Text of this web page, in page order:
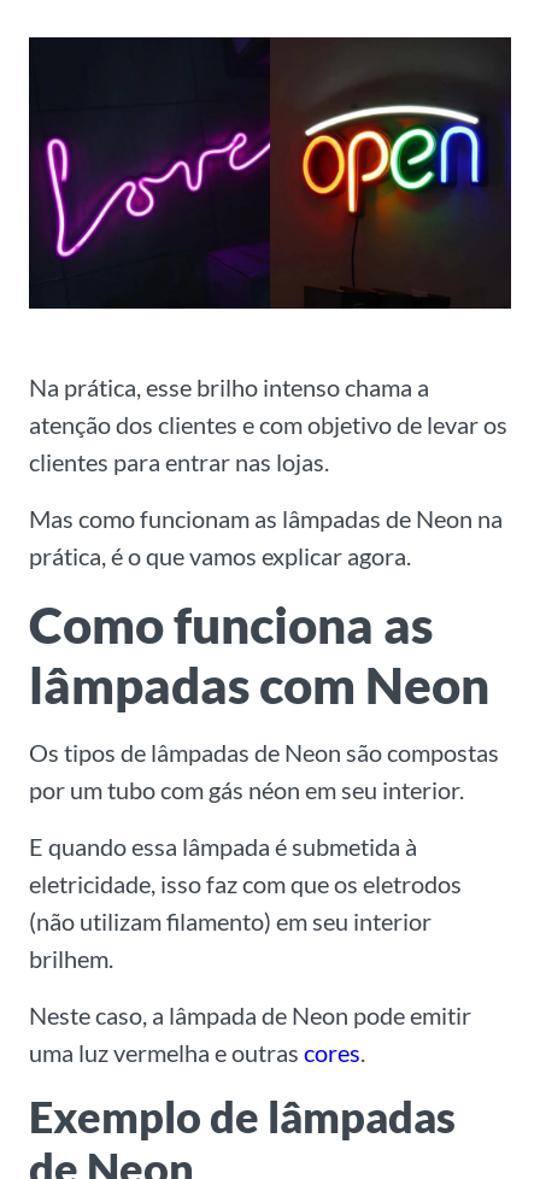
Na prática, esse brilho intenso chama a
atenção dos clientes e com objetivo de levar os
clientes para entrar nas lojas.
Mas como funcionam as lâmpadas de Neon na
prática, é o que vamos explicar agora.
Como funciona as
lâmpadas com Neon
Os tipos de lâmpadas de Neon são compostas
por um tubo com gás néon em seu interior.
E quando essa lâmpada é submetida à
eletricidade, isso faz com que os eletrodos
(não utilizam filamento) em seu interior
brilhem.
Neste caso, a lâmpada de Neon pode emitir
uma luz vermelha e outras cores.
Exemplo de lâmpadas
de Neon